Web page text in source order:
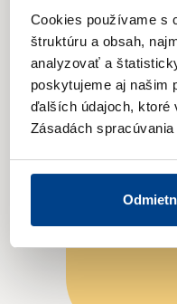
Cookies používame s
štruktúru a obsah,
analyzovať a
poskytujeme aj našim
ďalších údajoch, ktoré
Zásadách